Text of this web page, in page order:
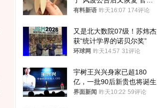
曾力挺：劝华为要大度的，
有料新语 昨天16:07 174评论
又是北大数院07级！苏炜杰
获“统计学界的诺贝尔奖”
环球网 昨天14:57 31评论
宇树王兴兴身家已超180
亿，一批90后新贵也将诞生
界面新闻 昨天10:22 59评论